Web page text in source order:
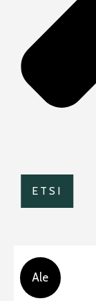
Ale
ETSI